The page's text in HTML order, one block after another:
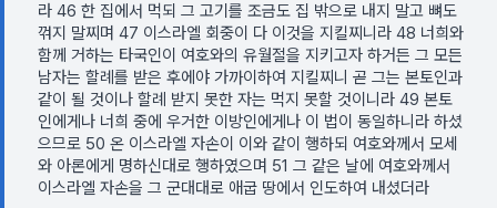
라 46 한 집에서 먹되 그 고기를 조금도 집 밖으로 내지 말고 뼈도
꺾지 말찌며 47 이스라엘 회중이 다 이것을 지킬찌니라 48 너희와
함께 거하는 타국인이 여호와의 유월절을 지키고자 하거든 그 모든
남자는 할례를 받은 후에야 가까이하여 지킬찌니 곧 그는 본토인과
같이 될 것이나 할례 받지 못한 자는 먹지 못할 것이니라 49 본토
인에게나 너희 중에 우거한 이방인에게나 이 법이 동일하니라 하셨
으므로 50 온 이스라엘 자손이 이와 같이 행하되 여호와께서 모세
와 아론에게 명하신대로 행하였으며 51 그 같은 날에 여호와께서
이스라엘 자손을 그 군대대로 애굽 땅에서 인도하여 내셨더라